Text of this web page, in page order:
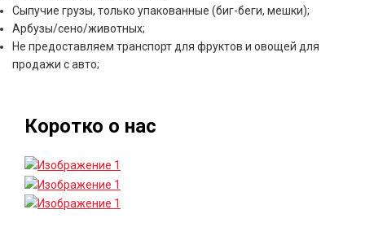
Сыпучие грузы, только упакованные (биг-беги, мешки);
Арбузы/сено/животных;
Не предоставляем транспорт для фруктов и овощей для
продажи с авто;
Коротко о нас